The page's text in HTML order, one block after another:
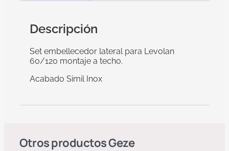
Descripción
Set embellecedor lateral para Levolan
60/120 montaje a techo.
Acabado Simil Inox
Otros productosGeze